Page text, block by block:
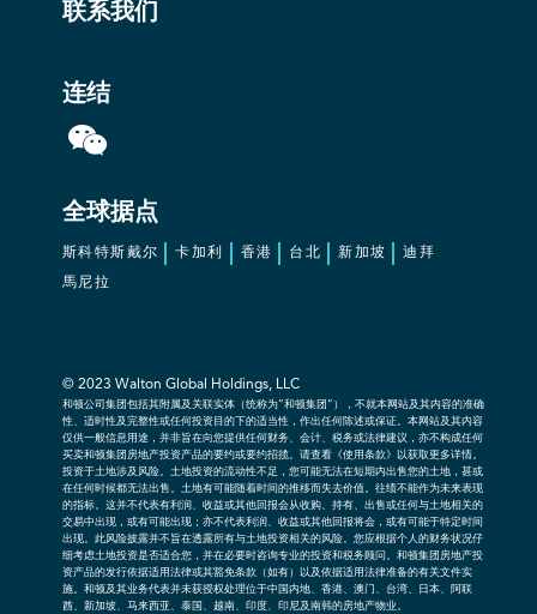
联系我们
连结
全球据点
斯科特斯戴尔 卡加利 香港 台北 新加坡 迪拜
馬尼拉
© 2023 Walton Global Holdings, LLC
和顿公司集团包括其附属及关联实体（统称为“和顿集团”），不就本网站及其内容的准确
性、适时性及完整性或任何投资目的下的适当性，作出任何陈述或保证。本网站及其内容
仅供一般信息用途，并非旨在向您提供任何财务、会计、税务或法律建议，亦不构成任何
买卖和顿集团房地产投资产品的要约或要约招揽。请查看《使用条款》以获取更多详情。
投资于土地涉及风险。土地投资的流动性不足，您可能无法在短期内出售您的土地，甚或
在任何时候都无法出售。土地有可能随着时间的推移而失去价值。往绩不能作为未来表现
的指标。这并不代表有利润、收益或其他回报会从收购、持有、出售或任何与土地相关的
交易中出现，或有可能出现；亦不代表利润、收益或其他回报将会，或有可能于特定时间
出现。此风险披露并不旨在透露所有与土地投资相关的风险。您应根据个人的财务状况仔
细考虑土地投资是否适合您，并在必要时咨询专业的投资和税务顾问。和顿集团房地产投
资产品的发行依据适用法律或其豁免条款（如有）以及依据适用法律准备的有关文件实
施。和顿及其业务代表并未获授权处理位于中国内地、香港、澳门、台湾、日本、阿联
酋、新加坡、马来西亚、泰国、越南、印度、印尼及南韩的房地产物业。